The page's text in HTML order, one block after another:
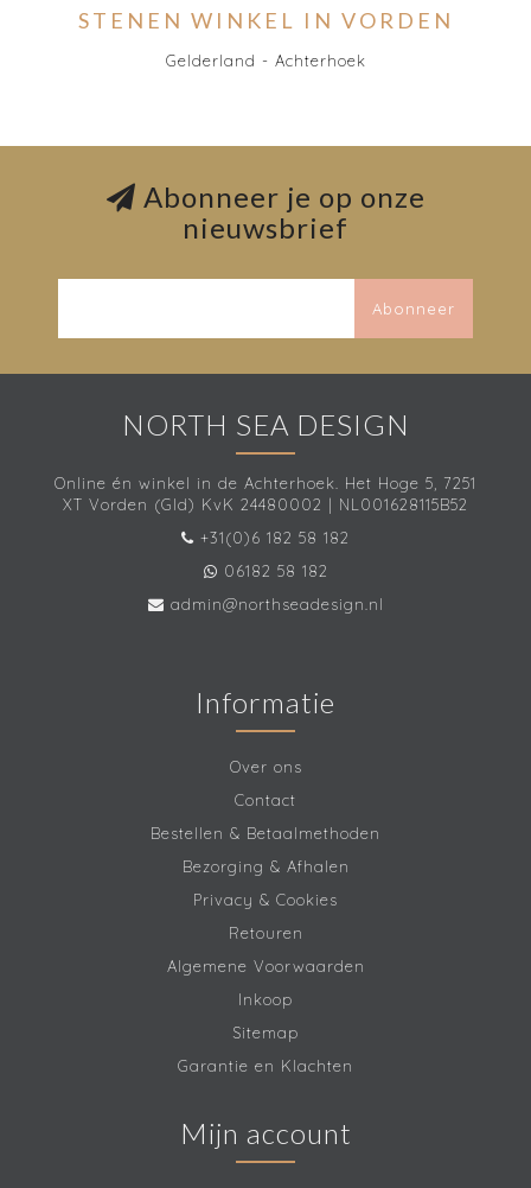
STENEN WINKEL IN VORDEN
Gelderland - Achterhoek
Abonneer je op onze
nieuwsbrief
Abonneer
NORTH SEA DESIGN
Online én winkel in de Achterhoek. Het Hoge 5, 7251
XT Vorden (Gld) KvK 24480002 | NL001628115B52
+31(0)6 182 58 182
06182 58 182
admin@northseadesign.nl
Informatie
Over ons
Contact
Bestellen & Betaalmethoden
Bezorging & Afhalen
Privacy & Cookies
Retouren
Algemene Voorwaarden
Inkoop
Sitemap
Garantie en Klachten
Mijn account